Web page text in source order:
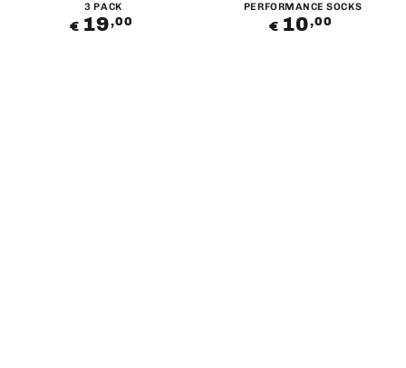
3 PACK
Prezzo
regolare
€ 19,00
PERFORMANCE SOCKS
Prezzo
regolare
€ 10,00